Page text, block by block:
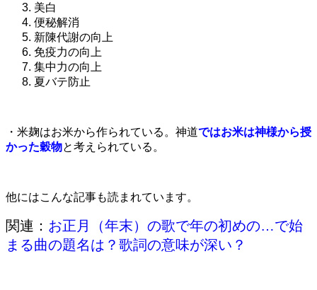
美白
便秘解消
新陳代謝の向上
免疫力の向上
集中力の向上
夏バテ防止
・米麹はお米から作られている。神道ではお米は神様から授
かった穀物と考えられている。
他にはこんな記事も読まれています。
関連： お正月（年末）の歌で年の初めの…で始
まる曲の題名は？歌詞の意味が深い？